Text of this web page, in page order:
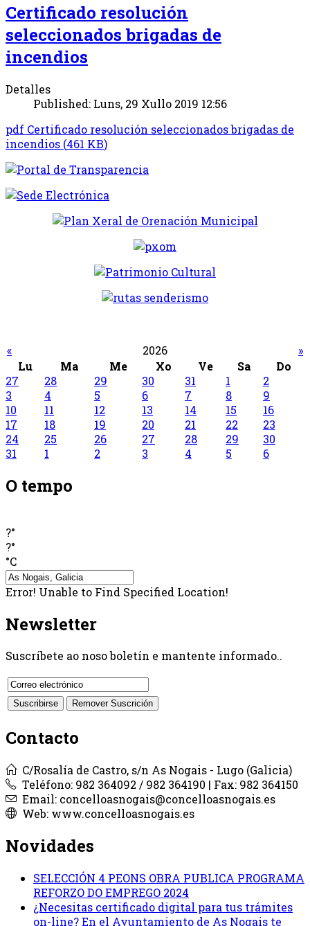
Certificado resolución
seleccionados brigadas de
incendios
Detalles
Published: Luns, 29 Xullo 2019 12:56
pdf Certificado resolución seleccionados brigadas de
incendios (461 KB)
« 2026
»
Lu
Ma Me Xo Ve Sa
Do
27
28 29 30 31 1
2
3
4 5 6 7 8
9
10
11 12 13 14 15
16
17
18 19 20 21 22
23
24
25 26 27 28 29
30
31
1 2 3 4 5 6
O tempo
?°
?°
°C
Error! Unable to Find Specified Location!
Newsletter
Suscríbete ao noso boletín e mantente informado..
Contacto
C/Rosalía de Castro, s/n As Nogais - Lugo (Galicia)
Teléfono: 982 364092 / 982 364190 | Fax: 982 364150
Email: concelloasnogais@concelloasnogais.es
Web: www.concelloasnogais.es
Novidades
SELECCIÓN 4 PEONS OBRA PUBLICA PROGRAMA
REFORZO DO EMPREGO 2024
¿Necesitas certificado digital para tus trámites
on-line? En el Ayuntamiento de As Nogais te